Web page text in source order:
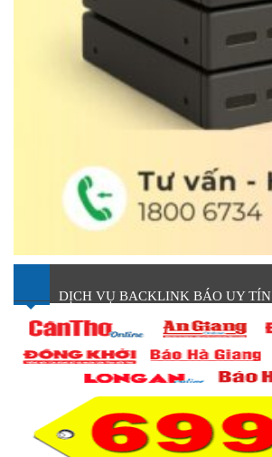
DỊCH VỤ BACKLINK BÁO UY TÍN